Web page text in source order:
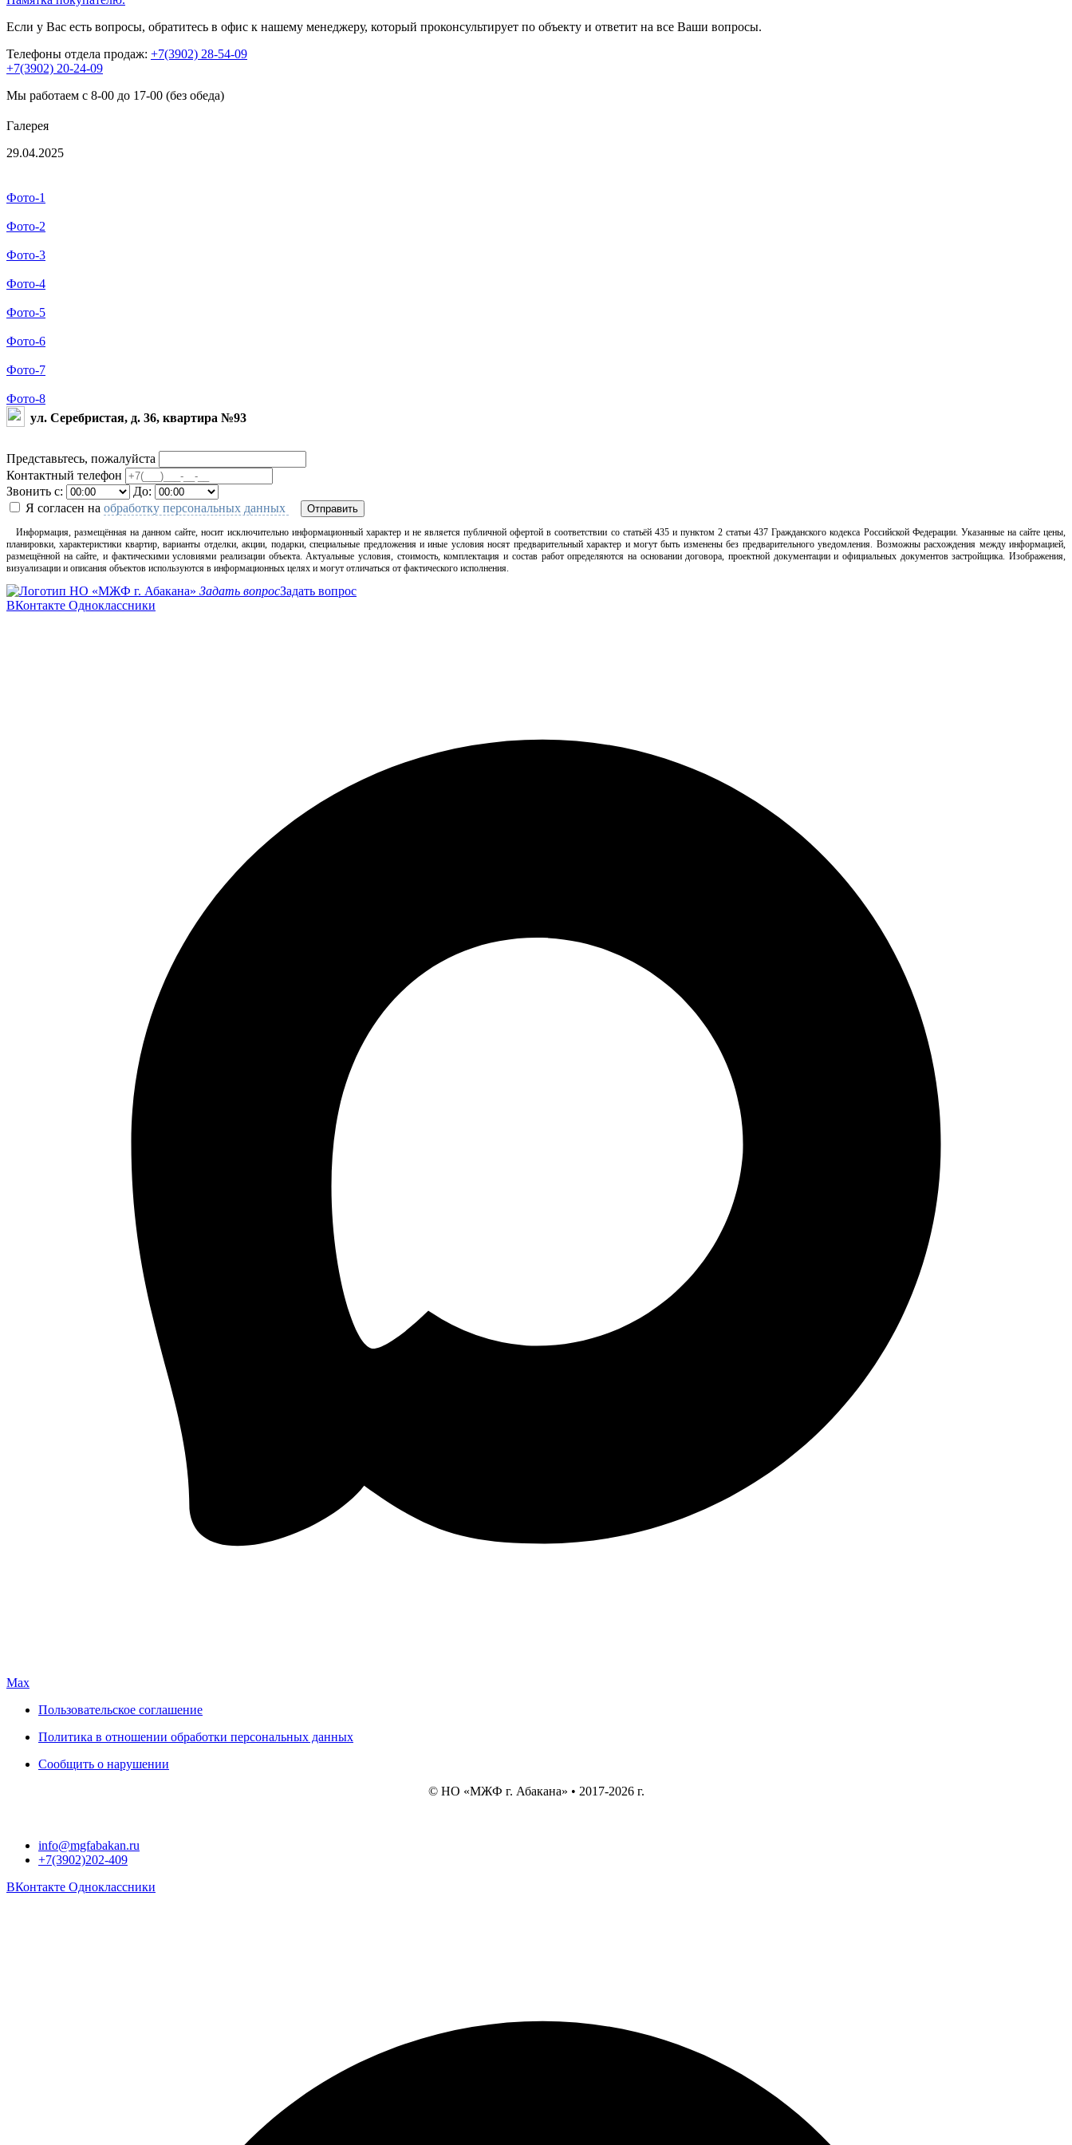
Если у Вас есть вопросы, обратитесь в офис к нашему менеджеру, который проконсультирует по объекту и ответит на все Ваши вопросы.
Телефоны отдела продаж: +7(3902) 28-54-09
+7(3902) 20-24-09
Мы работаем с 8-00 до 17-00 (без обеда)
Галерея
29.04.2025
Фото-1
Фото-2
Фото-3
Фото-4
Фото-5
Фото-6
Фото-7
Фото-8
ул. Серебристая, д. 36, квартира №93
Представьтесь, пожалуйста
Контактный телефон
Звонить с:
До:
Я согласен на обработку персональных данных Отправить
Информация, размещённая на данном сайте, носит исключительно информационный характер и не является публичной офертой в соответствии со статьёй 435 и пунктом 2 статьи 437 Гражданского кодекса Российской Федерации. Указанные на сайте цены,
планировки, характеристики квартир, варианты отделки, акции, подарки, специальные предложения и иные условия носят предварительный характер и могут быть изменены без предварительного уведомления. Возможны расхождения между информацией,
размещённой на сайте, и фактическими условиями реализации объекта. Актуальные условия, стоимость, комплектация и состав работ определяются на основании договора, проектной документации и официальных документов застройщика. Изображения,
визуализации и описания объектов используются в информационных целях и могут отличаться от фактического исполнения.
Задать вопросЗадать вопрос
ВКонтакте Одноклассники
Max
Пользовательское соглашение
Политика в отношении обработки персональных данных
Сообщить о нарушении
© НО «МЖФ г. Абакана» • 2017-2026 г.
info@mgfabakan.ru
+7(3902)202-409
ВКонтакте Одноклассники